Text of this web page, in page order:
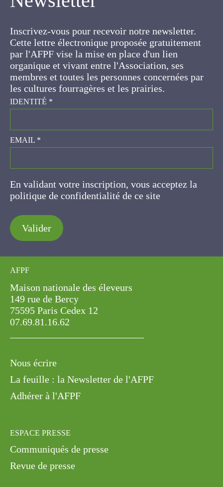
Cette lettre électronique proposée
gratuitement par l'AFPF vise la mise en place
d'un lien organique et vivant entre l'Association,
ses membres et toutes les personnes
concernées par les cultures fourragères et les
prairies.
IDENTITÉ*
EMAIL*
En validant votre inscription, vous acceptez la
politique de confidentialité de ce site
Valider
AFPF
Maison nationale des éleveurs
149 rue de Bercy
75595 Paris Cedex 12
07.69.81.16.62
Nous écrire
La feuille : la Newsletter de l'AFPF
Adhérer à l'AFPF
ESPACE PRESSE
Communiqués de presse
Revue de presse